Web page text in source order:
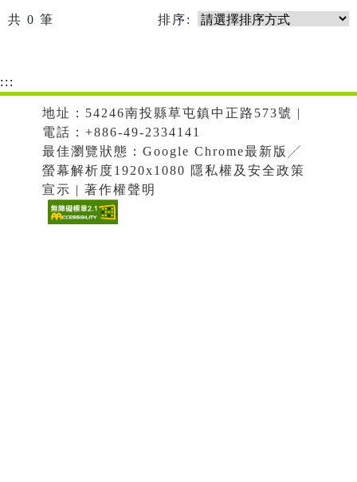
共 0 筆 排序:
:::
地址：54246南投縣草屯鎮中正路573號 |
電話：+886-49-2334141
最佳瀏覽狀態：Google Chrome最新版╱
螢幕解析度1920x1080 隱私權及安全政策
宣示 | 著作權聲明